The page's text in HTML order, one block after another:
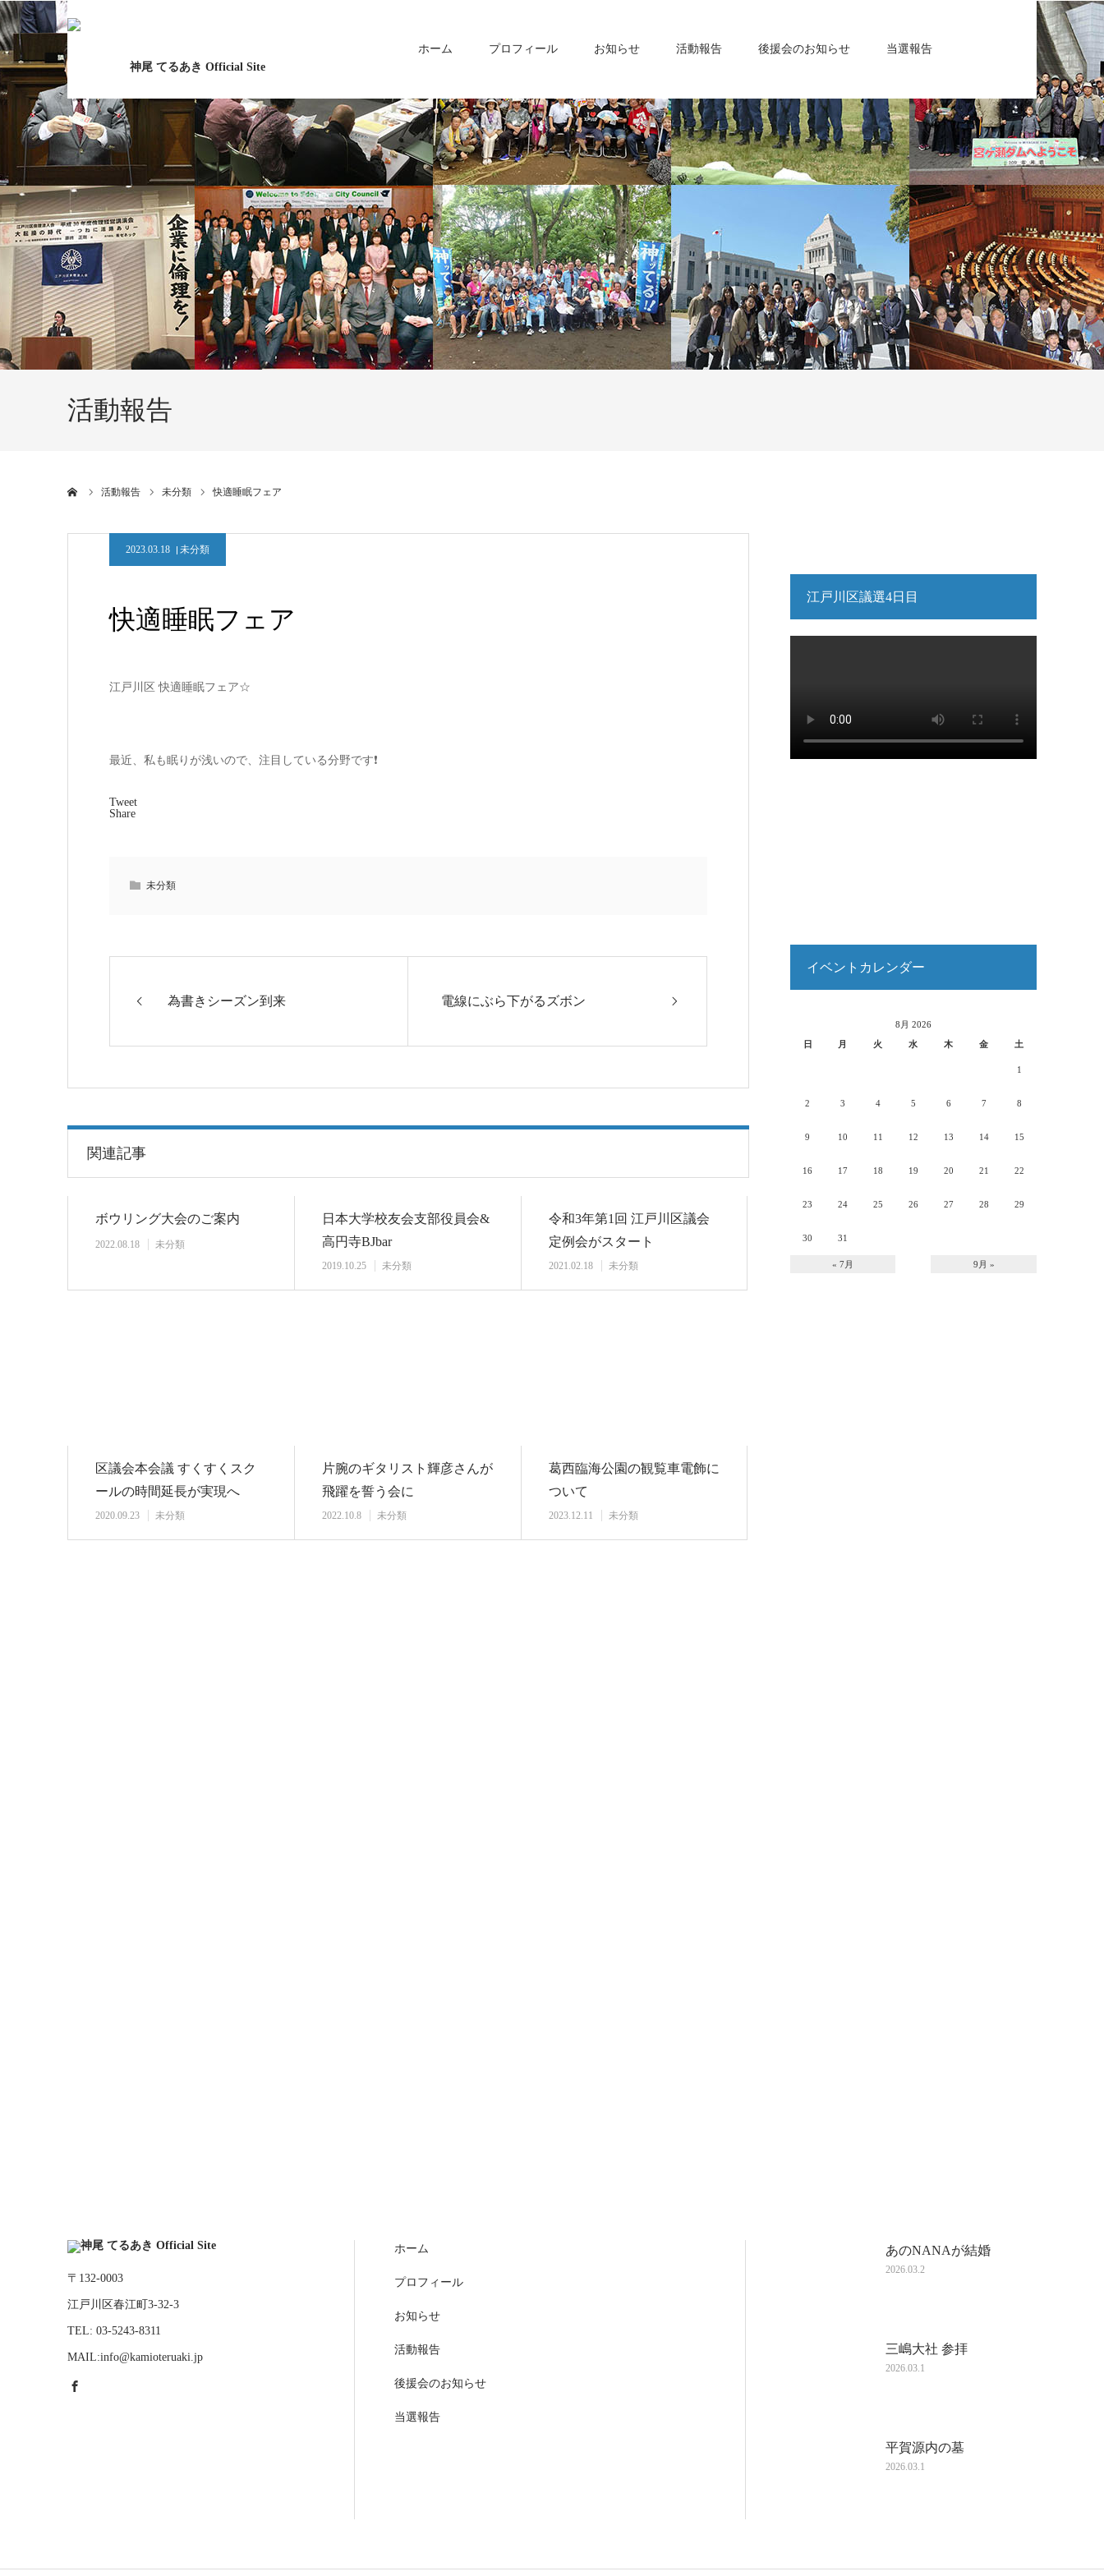
ホーム プロフィール お知らせ 活動報告 後援会のお知らせ 当選報告
活動報告
活動報告 未分類 快適睡眠フェア
2023.03.18 未分類
快適睡眠フェア
江戸川区 快適睡眠フェア☆
最近、私も眠りが浅いので、注目している分野です❗
Tweet
Share
未分類
為書きシーズン到来 電線にぶら下がるズボン
関連記事
ボウリング大会のご案内
2022.08.18 未分類
日本大学校友会支部役員会&
高円寺BJbar
2019.10.25 未分類
令和3年第1回 江戸川区議会
定例会がスタート
2021.02.18 未分類
区議会本会議 すくすくスク
ールの時間延長が実現へ
2020.09.23 未分類
片腕のギタリスト輝彦さんが
飛躍を誓う会に
2022.10.8 未分類
葛西臨海公園の観覧車電飾に
ついて
2023.12.11 未分類
江戸川区議選4日目
イベントカレンダー
8月 2026
日
月 火 水 木 金 土
1
2 3 4 5 6 7 8
9 10 11 12 13 14 15
16 17 18 19 20 21 22
23 24 25 26 27 28 29
30 31
« 7月 9月 »
〒132-0003
江戸川区春江町3-32-3
TEL: 03-5243-8311
MAIL:info@kamioteruaki.jp
ホーム
プロフィール
お知らせ
活動報告
後援会のお知らせ
当選報告
あのNANAが結婚
2026.03.2
三嶋大社 参拝
2026.03.1
平賀源内の墓
2026.03.1